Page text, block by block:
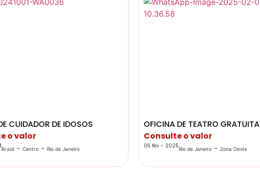
CUIDADOR DE IDOSOS
o valor
Brasil - Centro - Rio de Janeiro
OFICINA DE TEATRO GRATUITA
Consulte o valor
05 fev - 2025Rio de Janeiro- Zona Oeste